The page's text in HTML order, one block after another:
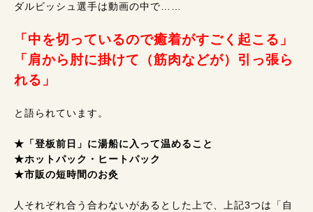
ダルビッシュ選手は動画の中で……
「中を切っているので癒着がすごく起こる」
「肩から肘に掛けて（筋肉などが）引っ張ら
れる」
と語られています。
★「登板前日」に湯船に入って温めること
★ホットパック・ヒートパック
★市販の短時間のお灸
人それぞれ合う合わないがあるとした上で、上記3つは「自